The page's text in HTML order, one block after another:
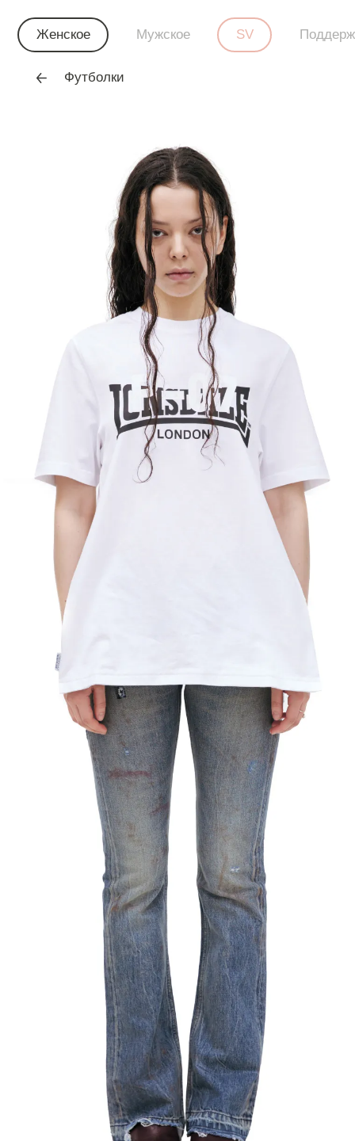
Женское Мужское SV
Футболки